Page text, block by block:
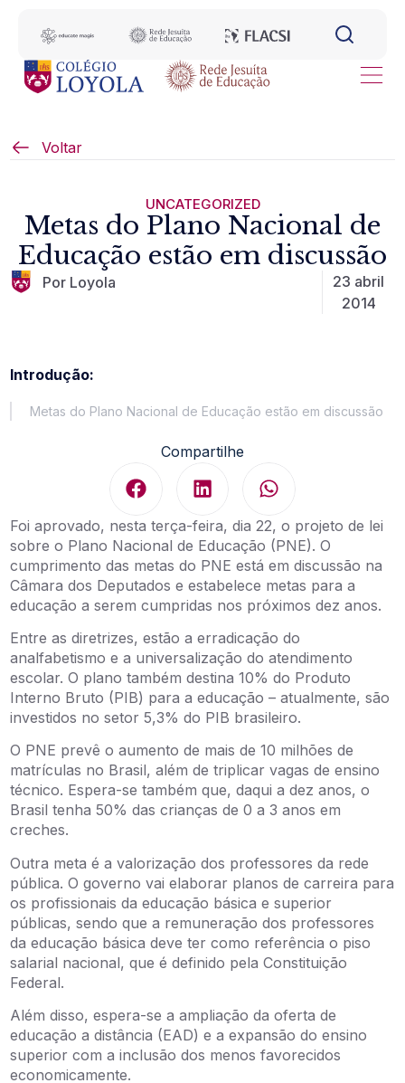
Voltar
UNCATEGORIZED
Metas do Plano Nacional de
Educação estão em discussão
Por Loyola
23 abril
2014
Introdução:
Metas do Plano Nacional de Educação estão em discussão
Compartilhe
Foi aprovado, nesta terça-feira, dia 22, o projeto de lei
sobre o Plano Nacional de Educação (PNE). O
cumprimento das metas do PNE está em discussão na
Câmara dos Deputados e estabelece metas para a
educação a serem cumpridas nos próximos dez anos.
Entre as diretrizes, estão a erradicação do
analfabetismo e a universalização do atendimento
escolar. O plano também destina 10% do Produto
Interno Bruto (PIB) para a educação – atualmente, são
investidos no setor 5,3% do PIB brasileiro.
O PNE prevê o aumento de mais de 10 milhões de
matrículas no Brasil, além de triplicar vagas de ensino
técnico. Espera-se também que, daqui a dez anos, o
Brasil tenha 50% das crianças de 0 a 3 anos em
creches.
Outra meta é a valorização dos professores da rede
pública. O governo vai elaborar planos de carreira para
os profissionais da educação básica e superior
públicas, sendo que a remuneração dos professores
da educação básica deve ter como referência o piso
salarial nacional, que é definido pela Constituição
Federal.
Além disso, espera-se a ampliação da oferta de
educação a distância (EAD) e a expansão do ensino
superior com a inclusão dos menos favorecidos
economicamente.